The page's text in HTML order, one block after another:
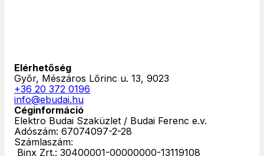
Elérhetőség
Győr, Mészáros Lőrinc u. 13, 9023
+36 20 372 0196
info@ebudai.hu
Céginformáció
Elektro Budai Szaküzlet / Budai Ferenc e.v.
Adószám: 67074097-2-28
Számlaszám:
‎ Binx Zrt.: 30400001-00000000-13119108